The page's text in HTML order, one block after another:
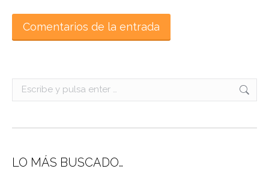
Comentarios de la entrada
Search:
LO MÁS BUSCADO…